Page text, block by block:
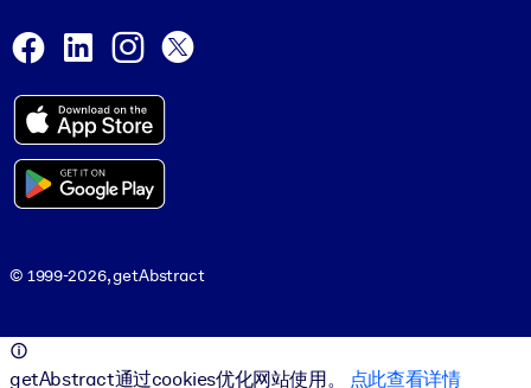
Facebook
LinkedInInstagram
© 1999-2026, getAbstract
getAbstract通过cookies优化网站使用。 点此查看详情